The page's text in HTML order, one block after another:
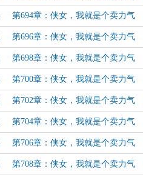
的酱油党（67）
第694章：侠女，我就是个卖力气
的酱油党（69）
第696章：侠女，我就是个卖力气
的酱油党（71）
第698章：侠女，我就是个卖力气
的酱油党（73）
第700章：侠女，我就是个卖力气
的酱油党（75）
第702章：侠女，我就是个卖力气
的酱油党（77）
第704章：侠女，我就是个卖力气
的酱油党（79）
第706章：侠女，我就是个卖力气
的酱油党（81）（栗子蒙布朗的加
第708章：侠女，我就是个卖力气